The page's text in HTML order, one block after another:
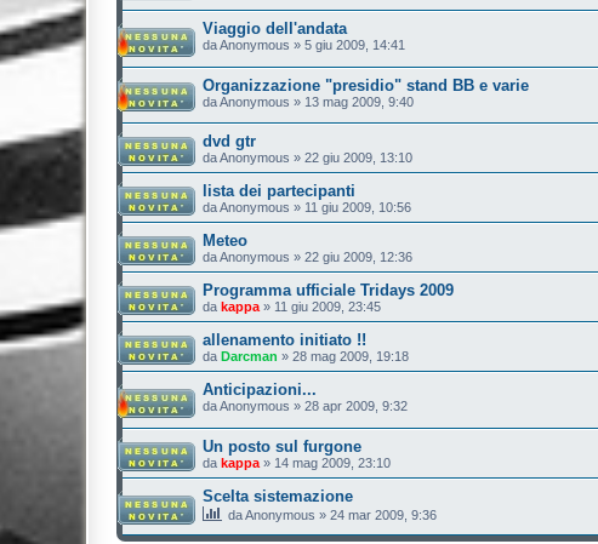
Viaggio dell'andata
daAnonymous » 5 giu 2009, 14:41
Organizzazione "presidio" stand BB e varie
daAnonymous » 13 mag 2009, 9:40
dvd gtr
daAnonymous » 22 giu 2009, 13:10
lista dei partecipanti
daAnonymous » 11 giu 2009, 10:56
Meteo
daAnonymous » 22 giu 2009, 12:36
Programma ufficiale Tridays 2009
da kappa » 11 giu 2009, 23:45
allenamento initiato !!
da Darcman » 28 mag 2009, 19:18
Anticipazioni...
daAnonymous » 28 apr 2009, 9:32
Un posto sul furgone
da kappa » 14 mag 2009, 23:10
Scelta sistemazione
daAnonymous » 24 mar 2009, 9:36